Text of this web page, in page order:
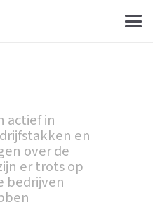
actief in
en
over de
er trots op
bedrijven